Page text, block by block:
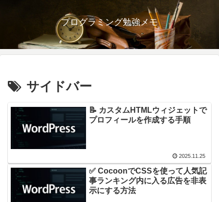
プログラミング勉強メモ
サイドバー
📝 カスタムHTMLウィジェットで
プロフィールを作成する手順
2025.11.25
✅ CocoonでCSSを使って人気記
事ランキング内に入る広告を非表
示にする方法